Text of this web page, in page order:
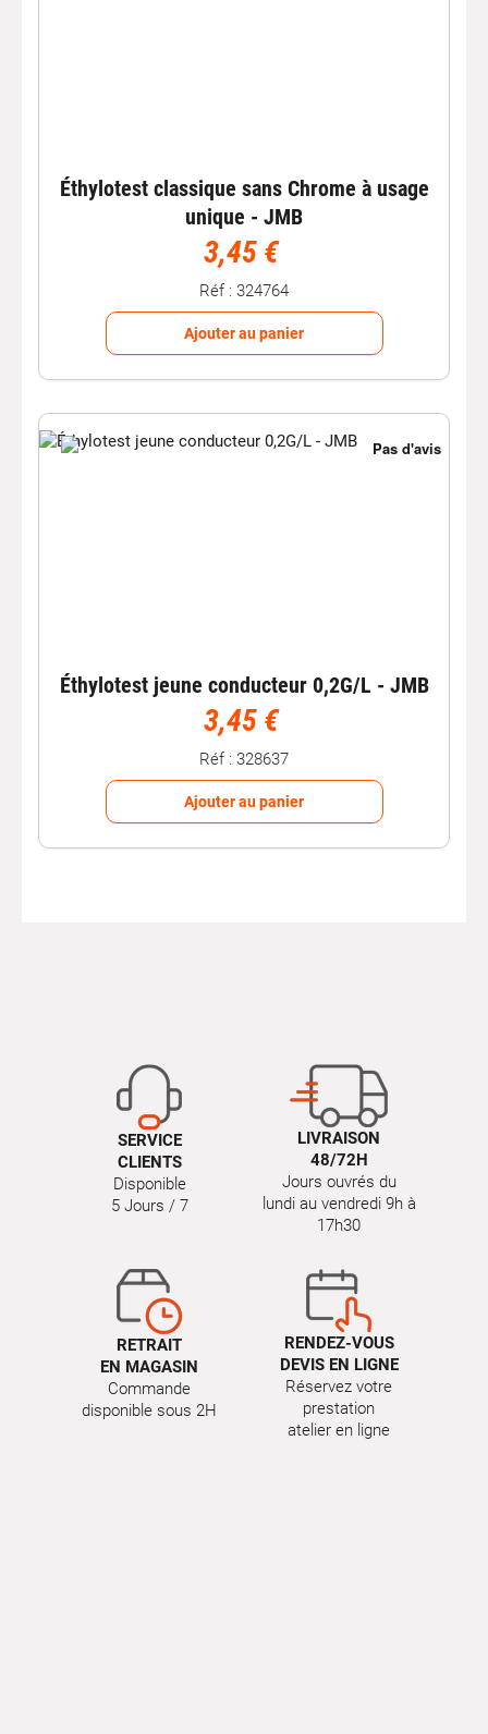
Éthylotest classique sans Chrome à usage
unique - JMB
3,45 €
Réf : 324764
Ajouter au panier
Éthylotest jeune conducteur 0,2G/L - JMB
3,45 €
Réf : 328637
Ajouter au panier
SERVICE
CLIENTS
Disponible
5 Jours / 7
LIVRAISON
48/72H
Jours ouvrés du
lundi au vendredi 9h à
17h30
RETRAIT
EN MAGASIN
Commande
disponible sous 2H
RENDEZ-VOUS
DEVIS EN LIGNE
Réservez votre
prestation
atelier en ligne